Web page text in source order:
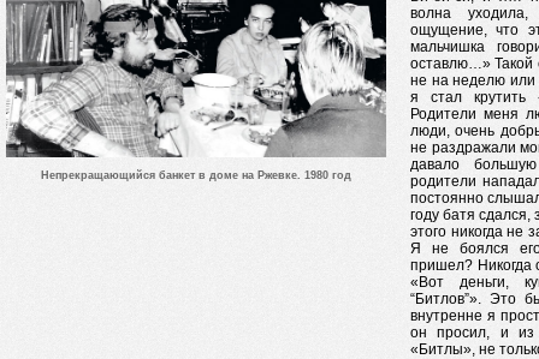
Непрекращающийся банкет в доме на Ржевке. 1980 год
волна
ощущение, что
мальчишка
оставлю…» Такой
не на неделю или
я стал крутить
Родители меня
люди, очень
не раздражали
давало
родители
постоянно
году батя
этого никогда не
Я не боялся
пришел? Никогда
«Вот деньги,
“Битлов”». Это
внутренне я
он просил, и из
«Битлы», не